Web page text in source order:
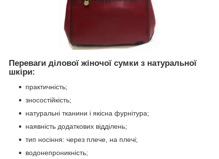
Переваги ділової жіночої сумки з натуральної
шкіри:
практичність;
зносостійкість;
натуральні тканини і якісна фурнітура;
наявність додаткових відділень;
тип носіння: через плече, на плечі;
водонепроникність;